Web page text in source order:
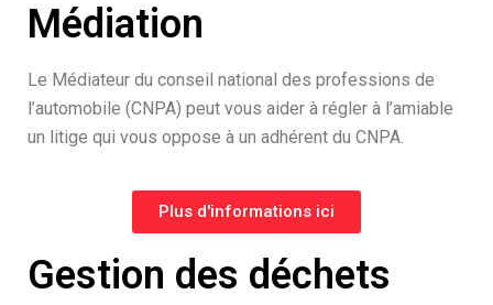
Médiation
Le Médiateur du conseil national des professions de
l’automobile (CNPA) peut vous aider à régler à l’amiable
un litige qui vous oppose à un adhérent du CNPA.
Plus d'informations ici
Gestion des déchets